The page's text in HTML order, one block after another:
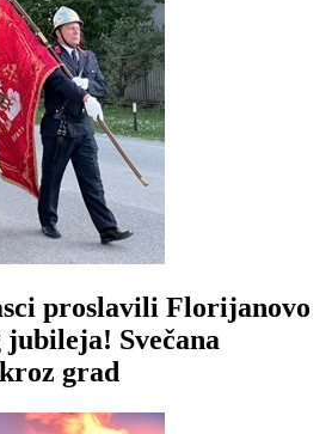
proslavili Florijanovo
Svečana
grad